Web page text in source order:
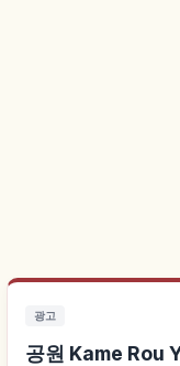
광고
공원 Kame Rou